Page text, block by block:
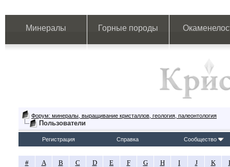
Минералы Горные породы
Форум: минералы, выращивание кристаллов, геология, палеонтология
Пользователи
Регистрация Справка Сообщество
# A B C D E F G H I J K